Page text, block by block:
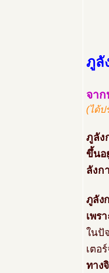
ภูลั
จาก
(ได้ป
ภูลัง
ขึ้นอ
ลังก
ภูลัง
เพร
ในปั
เตอ
ทาง